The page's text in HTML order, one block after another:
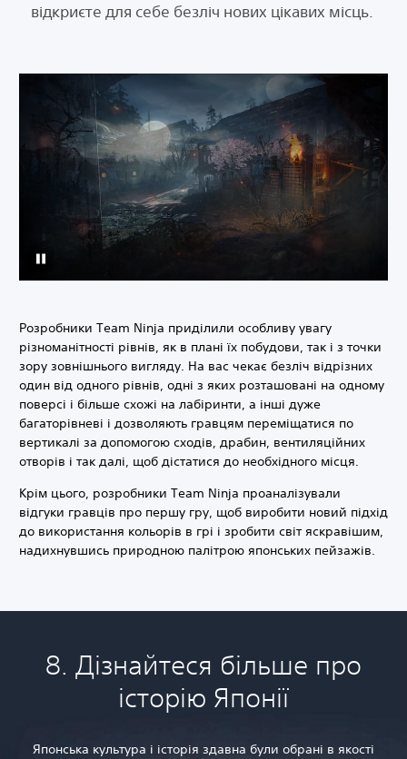
відкриєте для себе безліч нових цікавих місць.
Розробники Team Ninja приділили особливу увагу
різноманітності рівнів, як в плані їх побудови, так і з точки
зору зовнішнього вигляду. На вас чекає безліч відрізних
один від одного рівнів, одні з яких розташовані на одному
поверсі і більше схожі на лабіринти, а інші дуже
багаторівневі і дозволяють гравцям переміщатися по
вертикалі за допомогою сходів, драбин, вентиляційних
отворів і так далі, щоб дістатися до необхідного місця.
Крім цього, розробники Team Ninja проаналізували
відгуки гравців про першу гру, щоб виробити новий підхід
до використання кольорів в грі і зробити світ яскравішим,
надихнувшись природною палітрою японських пейзажів.
8. Дізнайтеся більше про
історію Японії
Японська культура і історія здавна були обрані в якості